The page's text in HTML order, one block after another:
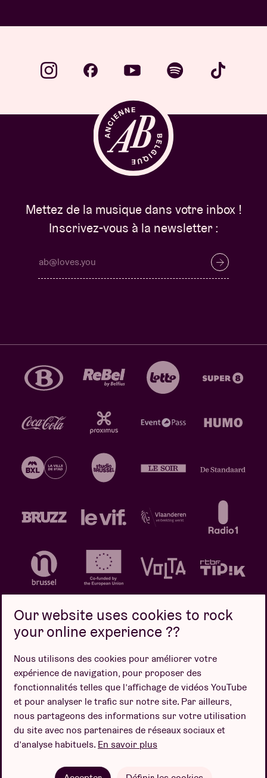
Mettez de la musique dans votre inbox !
Inscrivez-vous à la newsletter :
Politique de confidentialité
Politique de cookies
Conditions de vente
Design par
Our website uses cookies to rock
your online experience ??
Nous utilisons des cookies pour améliorer votre
expérience de navigation, pour proposer des
fonctionnalités telles que l’affichage de vidéos YouTube
et pour analyser le trafic sur notre site. Par ailleurs,
nous partageons des informations sur votre utilisation
du site avec nos partenaires de réseaux sociaux et
d’analyse habituels. En savoir plus